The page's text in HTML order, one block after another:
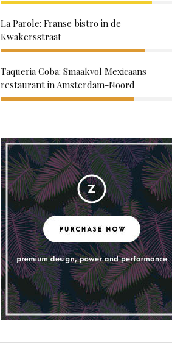
La Parole: Franse bistro in de
Kwakersstraat
Taqueria Coba: Smaakvol Mexicaans
restaurant in Amsterdam-Noord